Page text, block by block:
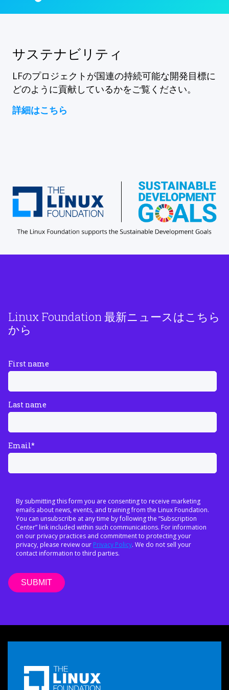
サステナビリティ
LFのプロジェクトが国連の持続可能な開発目標に
どのように貢献しているかをご覧ください。
詳細はこちら
Linux Foundation 最新ニュースはこちら
から
First name
Last name
Email*
By submitting this form you are consenting to receive marketing
emails about news, events, and training from the Linux Foundation.
You can unsubscribe at any time by following the “Subscription
Center” link included within such communications. For information
on our privacy practices and commitment to protecting your
privacy, please review our Privacy Policy. We do not sell your
contact information to third parties.